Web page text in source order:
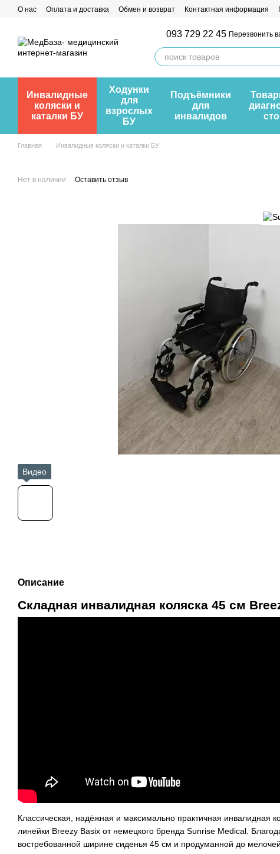
Перейти к основному контенту
О нас Оплата и доставка Обмен и возврат Контактная информация
093 729 22 45 Перезвонить
Инвалидные
коляски и
каталки БУ
Ходунки
для
взрослых
БУ
Подъёмники
для
инвалидов
Главная Инвалидные коляски и каталки БУ
Нет в наличии Оставить отзыв
Видео
Описание
Складная инвалидная коляска 45 см
Классическая, надёжная и максимально практичная инвалидная
линейки Breezy Basix от немецкого бренда Sunrise Medical.
востребованной ширине сиденья 45 см и продуманной до